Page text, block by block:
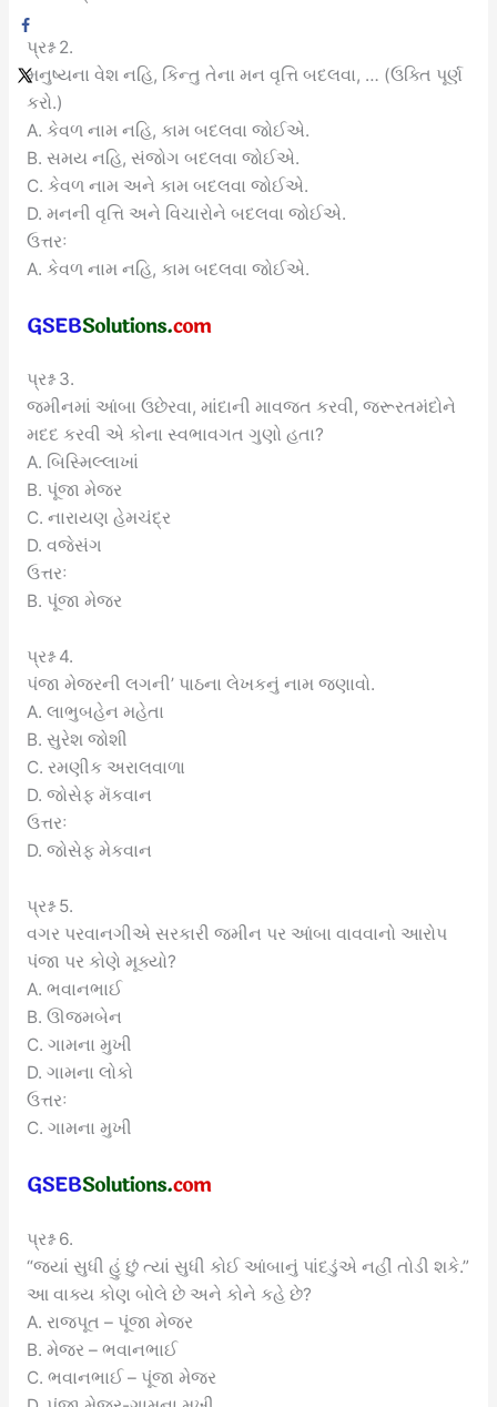
પ્રશ્ન 2.
મનુષ્યના વેશ નહિ, કિન્તુ તેના મન વૃત્તિ બદલવા, … (ઉક્તિ પૂર્ણ
કરો.)
A. કેવળ નામ નહિ, કામ બદલવા જોઈએ.
B. સમય નહિ, સંજોગ બદલવા જોઈએ.
C. કેવળ નામ અને કામ બદલવા જોઈએ.
D. મનની વૃત્તિ અને વિચારોને બદલવા જોઈએ.
ઉત્તરઃ
A. કેવળ નામ નહિ, કામ બદલવા જોઈએ.
પ્રશ્ન 3.
જમીનમાં આંબા ઉછેરવા, માંદાની માવજત કરવી, જરૂરતમંદોને
મદદ કરવી એ કોના સ્વભાવગત ગુણો હતા?
A. બિસ્મિલ્લાખાં
B. પૂંજા મેજર
C. નારાયણ હેમચંદ્ર
D. વજેસંગ
ઉત્તરઃ
B. પૂંજા મેજર
પ્રશ્ન 4.
પંજા મેજરની લગની’ પાઠના લેખકનું નામ જણાવો.
A. લાભુબહેન મહેતા
B. સુરેશ જોશી
C. રમણીક અરાલવાળા
D. જોસેફ મૅકવાન
ઉત્તરઃ
D. જોસેફ મેકવાન
પ્રશ્ન 5.
વગર પરવાનગીએ સરકારી જમીન પર આંબા વાવવાનો આરોપ
પંજા પર કોણે મૂક્યો?
A. ભવાનભાઈ
B. ઊજમબેન
C. ગામના મુખી
D. ગામના લોકો
ઉત્તરઃ
C. ગામના મુખી
પ્રશ્ન 6.
“જ્યાં સુધી હું છું ત્યાં સુધી કોઈ આંબાનું પાંદડુંએ નહીં તોડી શકે.”
આ વાક્ય કોણ બોલે છે અને કોને કહે છે?
A. રાજપૂત – પૂંજા મેજર
B. મેજર – ભવાનભાઈ
C. ભવાનભાઈ – પૂંજા મેજર